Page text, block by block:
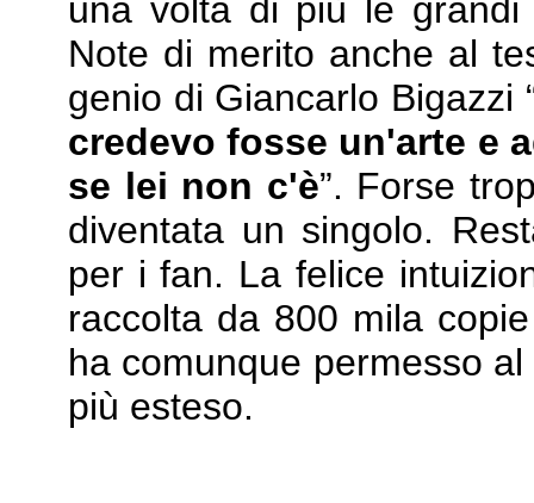
una volta di più le grandi
Note di merito anche al
genio di Giancarlo Bigazzi
credevo fosse un'arte e
se lei non c'è”. Forse
diventata un singolo.
per i fan. La felice
raccolta da 800 mila
ha comunque permesso
più esteso.